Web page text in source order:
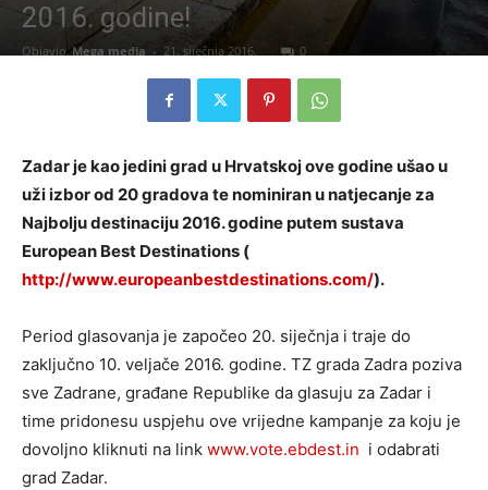
2016. godine!
Objavio Mega media - 21. siječnja 2016. 0
Zadar je kao jedini grad u Hrvatskoj ove godine ušao u
uži izbor od 20 gradova te nominiran u natjecanje za
Najbolju destinaciju 2016. godine putem sustava
European Best Destinations (
http://www.europeanbestdestinations.com/).
Period glasovanja je započeo 20. siječnja i traje do
zaključno 10. veljače 2016. godine. TZ grada Zadra poziva
sve Zadrane, građane Republike da glasuju za Zadar i
time pridonesu uspjehu ove vrijedne kampanje za koju je
dovoljno kliknuti na link www.vote.ebdest.in i odabrati
grad Zadar.